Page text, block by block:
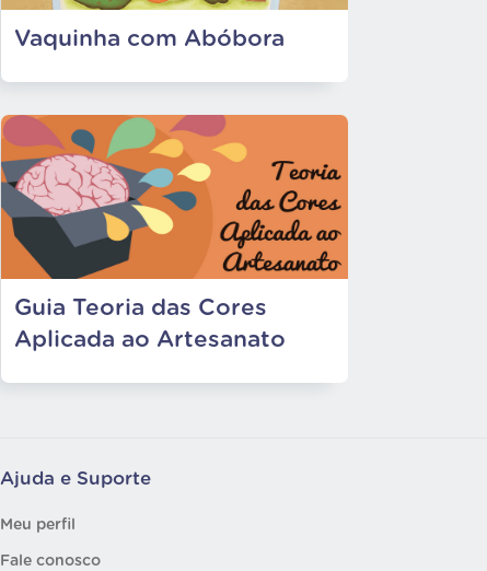
Vaquinha com Abóbora
Guia Teoria das Cores
Aplicada ao Artesanato
Ajuda e Suporte
Meu perfil
Fale conosco